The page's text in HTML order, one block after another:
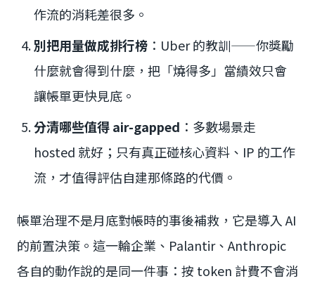
作流的消耗差很多。
別把用量做成排行榜 ：Uber 的教訓——你獎勵
什麼就會得到什麼，把「燒得多」當績效只會
讓帳單更快見底。
分清哪些值得 air-gapped ：多數場景走
hosted 就好；只有真正碰核心資料、IP 的工作
流，才值得評估自建那條路的代價。
帳單治理不是月底對帳時的事後補救，它是導入 AI
的前置決策。這一輪企業、Palantir、Anthropic
各自的動作說的是同一件事：按 token 計費不會消